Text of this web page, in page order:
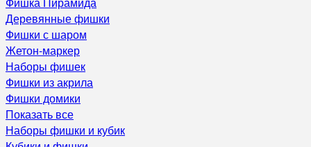
Деревянные фишки
Фишки с шаром
Жетон-маркер
Наборы фишек
Фишки из акрила
Фишки домики
Показать все
Наборы фишки и кубик